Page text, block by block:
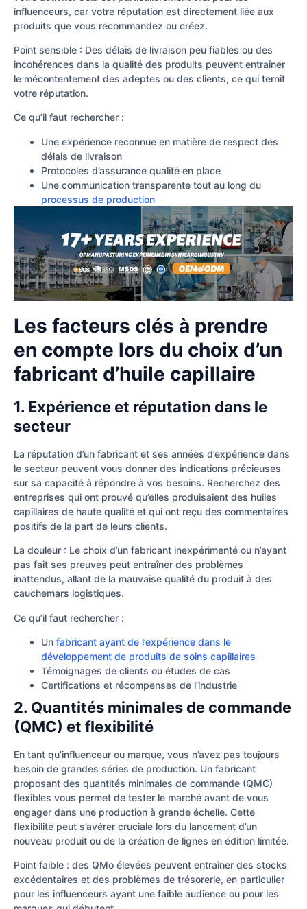
influenceurs, car votre réputation est directement liée aux
produits que vous recommandez ou créez.
Point sensible : Des délais de livraison peu fiables ou des
incohérences dans la qualité des produits peuvent entraîner
le mécontentement des adeptes ou des clients, ce qui ternit
votre réputation.
Ce qu’il faut rechercher :
Une expérience reconnue en matière de respect des
délais de livraison
Protocoles d’assurance qualité en place
Une communication transparente tout au long du
processus de production
Les facteurs clés à prendre
en compte lors du choix d’un
fabricant d’huile capillaire
1. Expérience et réputation dans le
secteur
La réputation d’un fabricant et ses années d’expérience dans
le secteur peuvent vous donner des indications précieuses
sur sa capacité à répondre à vos besoins. Recherchez des
entreprises qui ont prouvé qu’elles produisaient des huiles
capillaires de haute qualité et qui ont reçu des commentaires
positifs de la part de leurs clients.
La douleur : Le choix d’un fabricant inexpérimenté ou n’ayant
pas fait ses preuves peut entraîner des problèmes
inattendus, allant de la mauvaise qualité du produit à des
cauchemars logistiques.
Ce qu’il faut rechercher :
Un fabricant ayant de l’expérience dans le
développement de produits de soins capillaires
Témoignages de clients ou études de cas
Certifications et récompenses de l’industrie
2. Quantités minimales de commande
(QMC) et flexibilité
En tant qu’influenceur ou marque, vous n’avez pas toujours
besoin de grandes séries de production. Un fabricant
proposant des quantités minimales de commande (QMC)
flexibles vous permet de tester le marché avant de vous
engager dans une production à grande échelle. Cette
flexibilité peut s’avérer cruciale lors du lancement d’un
nouveau produit ou de la création de lignes en édition limitée.
Point faible : des QMo élevées peuvent entraîner des stocks
excédentaires et des problèmes de trésorerie, en particulier
pour les influenceurs ayant une faible audience ou pour les